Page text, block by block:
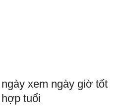
xem ngày giờ tốt
tuổi